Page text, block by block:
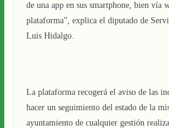
de una app en sus smartphone, bien vía
plataforma”, explica el diputado de
Luis Hidalgo.
La plataforma recogerá el aviso de las
hacer un seguimiento del estado de la
ayuntamiento de cualquier gestión